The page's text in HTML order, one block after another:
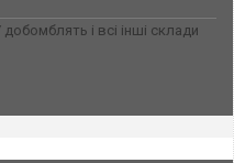
і всі інші склади